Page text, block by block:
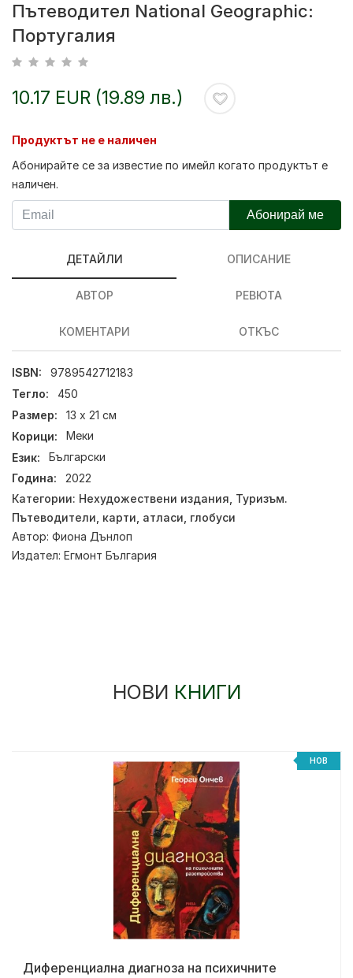
Пътеводител National Geographic:
Португалия
10.17 EUR (19.89 лв.)
Продуктът не е наличен
Абонирайте се за известие по имейл когато продуктът е
наличен.
Абонирай ме
ДЕТАЙЛИ ОПИСАНИЕ
АВТОР РЕВЮТА
КОМЕНТАРИ ОТКЪС
ISBN:
9789542712183
Тегло:
450
Размер:
13 х 21 см
Корици:
Меки
Език:
Български
Година:
2022
Категории: Нехудожествени издания Туризъм.
Пътеводители, карти, атласи, глобуси
Автор: Фиона Дънлоп
Издател: Егмонт България
НОВИ КНИГИ
НОВ
Диференциална диагноза на психичните